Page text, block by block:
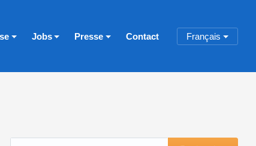
Jobs Presse Contact Français